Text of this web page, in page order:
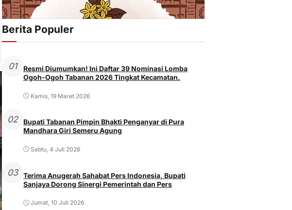
Berita Populer
01
Resmi Diumumkan! Ini Daftar 39 Nominasi Lomba
Ogoh-Ogoh Tabanan 2026 Tingkat Kecamatan.
Kamis, 19 Maret 2026
02
Bupati Tabanan Pimpin Bhakti Penganyar di Pura
Mandhara Giri Semeru Agung
Sabtu, 4 Juli 2026
03
Terima Anugerah Sahabat Pers Indonesia, Bupati
Sanjaya Dorong Sinergi Pemerintah dan Pers
Jumat, 10 Juli 2026